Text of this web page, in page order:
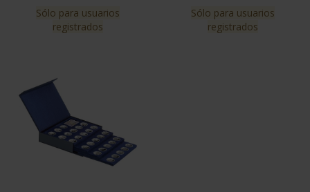
Sólo para usuarios
registrados
Sólo para usuarios
registrados